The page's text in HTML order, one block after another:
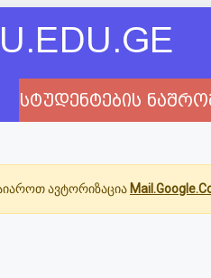
სტუდენტების
ავტორიზაცია